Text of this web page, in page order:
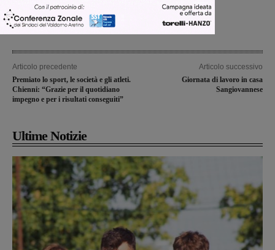
Articolo precedente
Premiato lo sport, le società e gli atleti.
Chienni: “Grazie per il quotidiano
impegno e per i risultati conseguiti”
Articolo successivo
Giornata di lavoro in casa
Sangiovannese
Ultime Notizie